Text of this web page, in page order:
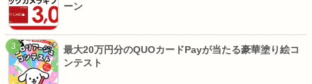
ーン
最大20万円分のQUOカードPayが当たる豪華塗り絵コ
ンテスト